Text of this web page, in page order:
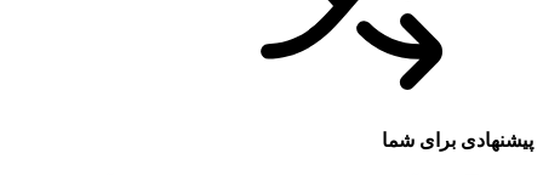
پیشنهادی برای شما